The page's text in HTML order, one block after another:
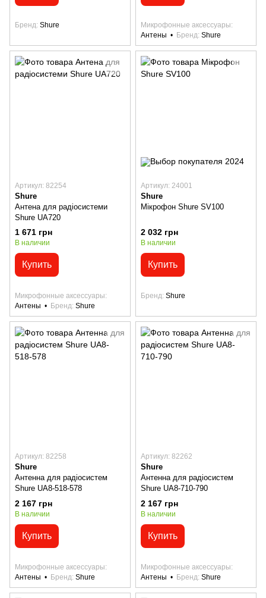
Бренд Shure
Микрофонные аксессуары
Антены
Бренд Shure
Артикул: 82254
Shure
Антена для радіосистеми
Shure UA720
1 671 грн
В наличии
Купить
Микрофонные аксессуары
Антены
Бренд Shure
Артикул: 24001
Shure
Мікрофон Shure SV100
2 032 грн
В наличии
Купить
Бренд Shure
Артикул: 82258
Shure
Антенна для радіосистем
Shure UA8-518-578
2 167 грн
В наличии
Купить
Микрофонные аксессуары
Антены
Бренд Shure
Артикул: 82262
Shure
Антенна для радіосистем
Shure UA8-710-790
2 167 грн
В наличии
Купить
Микрофонные аксессуары
Антены
Бренд Shure